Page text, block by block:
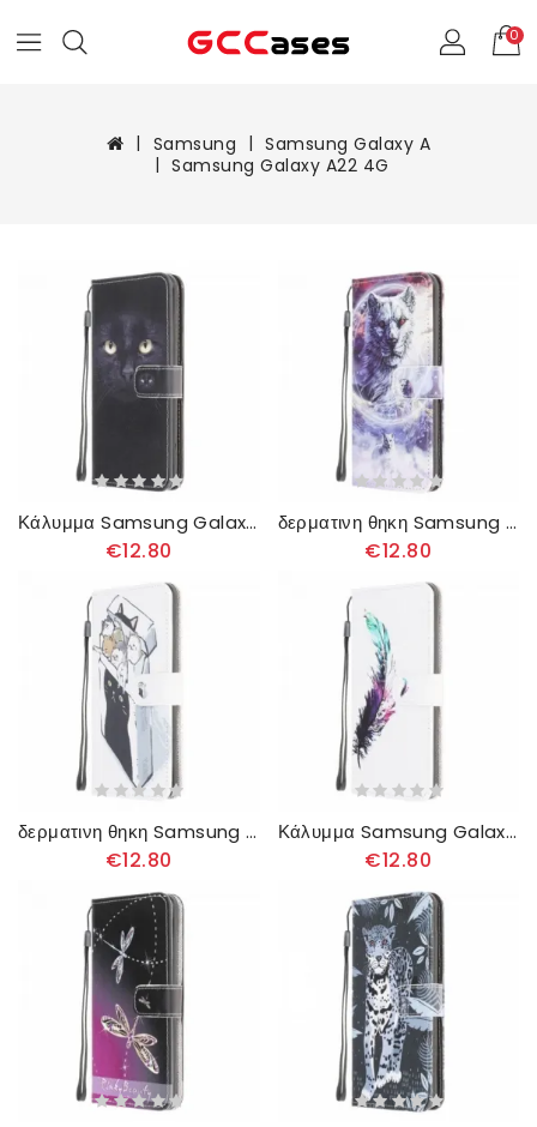
0
Samsung
Samsung Galaxy A
Samsung Galaxy A22 4G
Κάλυμμα Samsung Galaxy A22 4G με κορδονι Μαύρα Γατίσια Μάτια Με Λουράκι
€12.80
δερματινη θηκη Samsung Galaxy A22 4G Λύκος Τον Χειμώνα Με Κορδόνι
€12.80
δερματινη θηκη Samsung Galaxy A22 4G με κορδονι Delivery Strappy Cats
€12.80
Κάλυμμα Samsung Galaxy A22 4G με κορδονι Φτερό Ιμάντα
€12.80